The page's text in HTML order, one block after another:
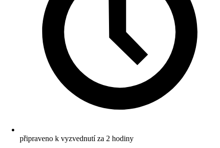
připraveno k vyzvednutí za 2 hodiny